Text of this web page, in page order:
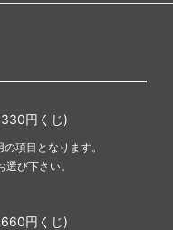
円くじ)
項目となります。
び下さい。
円くじ)